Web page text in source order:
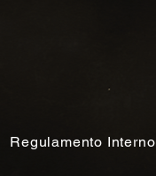
Regulamento Interno